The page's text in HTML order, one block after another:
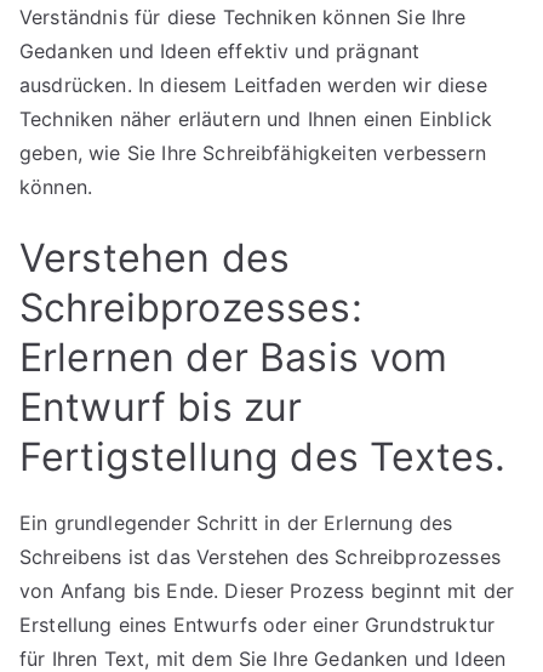
Verständnis für diese Techniken können Sie Ihre
Gedanken und Ideen effektiv und prägnant
ausdrücken. In diesem Leitfaden werden wir diese
Techniken näher erläutern und Ihnen einen Einblick
geben, wie Sie Ihre Schreibfähigkeiten verbessern
können.
Verstehen des
Schreibprozesses:
Erlernen der Basis vom
Entwurf bis zur
Fertigstellung des Textes.
Ein grundlegender Schritt in der Erlernung des
Schreibens ist das Verstehen des Schreibprozesses
von Anfang bis Ende. Dieser Prozess beginnt mit der
Erstellung eines Entwurfs oder einer Grundstruktur
für Ihren Text, mit dem Sie Ihre Gedanken und Ideen